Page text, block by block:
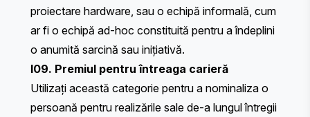
proiectare hardware, sau o echipă informală, cum
ar fi o echipă ad-hoc constituită pentru a îndeplini
o anumită sarcină sau inițiativă.
I09. Premiul pentru întreaga carieră
Utilizați această categorie pentru a nominaliza o
persoană pentru realizările sale de-a lungul întregii